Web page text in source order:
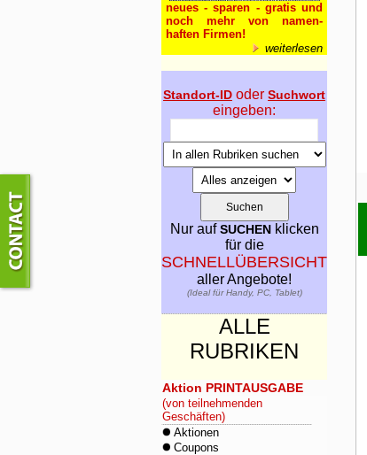
neues - sparen - gratis und
noch mehr von namen-
haften Firmen!
weiterlesen
Standort-ID oder Suchwort
eingeben:
Nur aufSUCHEN klicken
für die
SCHNELLÜBERSICHT
aller Angebote!
(Ideal für Handy, PC, Tablet)
ALLE
RUBRIKEN
Aktion PRINTAUSGABE
(von teilnehmenden
Geschäften)
Aktionen
Coupons